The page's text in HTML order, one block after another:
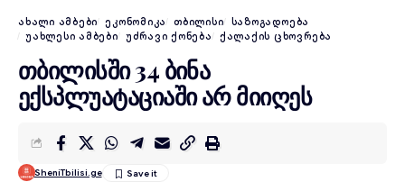
ᲐᲮᲐᲚᲘ ᲐᲛᲑᲔᲑᲘ ᲔᲙᲝᲜᲝᲛᲘᲙᲐ ᲗᲑᲘᲚᲘᲡᲘ
ᲡᲐᲖᲝᲒᲐᲓᲝᲔᲑᲐ
ᲣᲐᲮᲚᲔᲡᲘ ᲐᲛᲑᲔᲑᲘ
ᲣᲫᲠᲐᲕᲘ ᲥᲝᲜᲔᲑᲐ ᲥᲐᲚᲐᲥᲘᲡ ᲪᲮᲝᲕᲠᲔᲑᲐ
თბილისში 34 ბინა
ექსპლუატაციაში არ მიიღეს
SheniTbilisi.ge